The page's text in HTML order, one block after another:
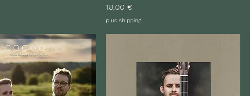
Preis
18,00 €
plus shipping